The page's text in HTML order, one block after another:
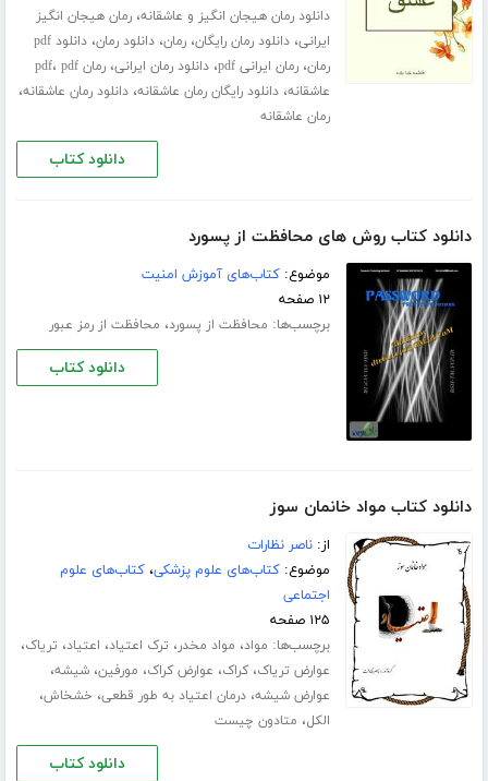
دانلود رمان هیجان انگیز و عاشقانه،رمان هیجان انگیز
ایرانی،دانلود رمان رایگان،رمان،دانلود رمان،
دانلود pdf
رمان،رمان ایرانی pdf ،دانلود رمان ایرانی،رمان pdf ، pdf
عاشقانه،دانلود رایگان رمان عاشقانه،دانلود رمان عاشقانه،
رمان عاشقانه
دانلود کتاب
دانلود کتاب روش های محافظت از پسورد
موضوع:کتاب‌های آموزش امنیت
۱۲ صفحه
برچسب‌ها: محافظت از پسورد، محافظت از رمز عبور
دانلود کتاب
دانلود کتاب مواد خانمان سوز
از:ناصر نظارات
موضوع:کتاب‌های علوم پزشکی،کتاب‌های علوم
اجتماعی
۱۲۵ صفحه
برچسب‌ها: مواد، مواد مخدر، ترک اعتیاد، اعتیاد، تریاک،
عوارض تریاک،کراک، عوارض کراک، مورفین،شیشه،
عوارض شیشه،درمان اعتیاد به طور قطعی، خشخاش،
الکل، متادون چیست
دانلود کتاب